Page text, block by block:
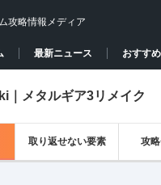
攻略情報メディア
最新ニュース おすす
｜メタルギア3リメイク
取り返せない要素 攻